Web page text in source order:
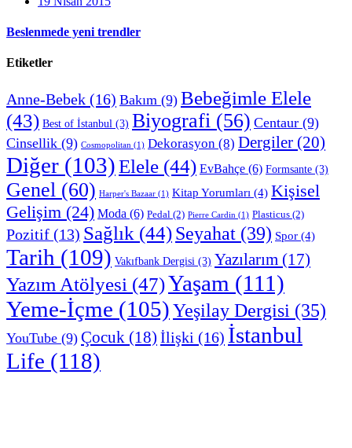
Beslenmede yeni trendler
Etiketler
Anne-Bebek (16) Bakım (9) Bebeğimle Elele
(43) Best of İstanbul (3) Biyografi (56) Centaur (9)
Cinsellik (9) Cosmopolitan (1) Dekorasyon (8) Dergiler (20)
Diğer (103)Elele (44) EvBahçe (6) Formsante (3)
Genel (60) Harper's Bazaar (1) Kitap Yorumları (4) Kişisel
Gelişim (24) Moda (6) Pedal (2) Pierre Cardin (1) Plasticus (2)
Pozitif (13) Sağlık (44)Seyahat (39) Spor (4)
Tarih (109) Vakıfbank Dergisi (3) Yazılarım (17)
Yazım Atölyesi (47)Yaşam (111)
Yeme-İçme (105)Yeşilay Dergisi (35)
YouTube (9) Çocuk (18) İlişki (16) İstanbul
Life (118)